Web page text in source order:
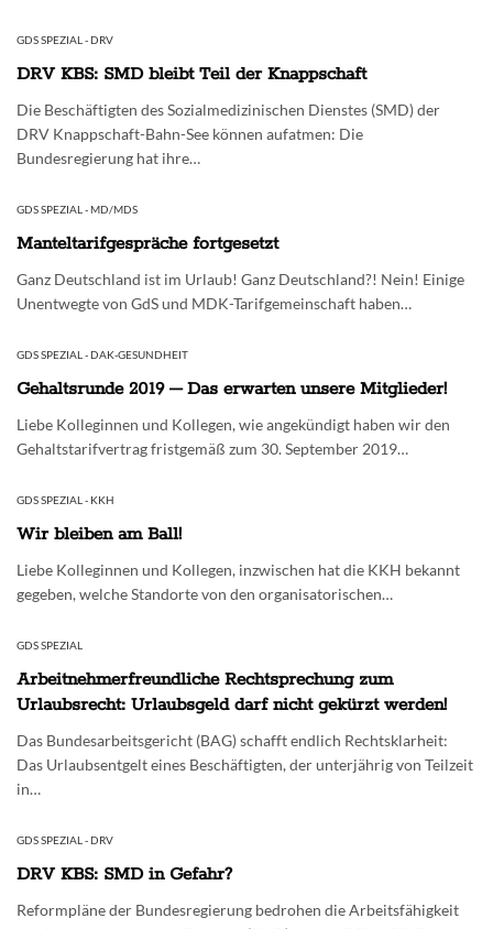
GDS SPEZIAL - DRV
DRV KBS: SMD bleibt Teil der Knappschaft
Die Beschäftigten des Sozialmedizinischen Dienstes (SMD) der
DRV Knappschaft-Bahn-See können aufatmen: Die
Bundesregierung hat ihre…
GDS SPEZIAL - MD/MDS
Manteltarifgespräche fortgesetzt
Ganz Deutschland ist im Urlaub! Ganz Deutschland?! Nein! Einige
Unentwegte von GdS und MDK-Tarifgemeinschaft haben…
GDS SPEZIAL - DAK-GESUNDHEIT
Gehaltsrunde 2019 – Das erwarten unsere Mitglieder!
Liebe Kolleginnen und Kollegen, wie angekündigt haben wir den
Gehaltstarifvertrag fristgemäß zum 30. September 2019…
GDS SPEZIAL - KKH
Wir bleiben am Ball!
Liebe Kolleginnen und Kollegen, inzwischen hat die KKH bekannt
gegeben, welche Standorte von den organisatorischen…
GDS SPEZIAL
Arbeitnehmerfreundliche Rechtsprechung zum
Urlaubsrecht: Urlaubsgeld darf nicht gekürzt werden!
Das Bundesarbeitsgericht (BAG) schafft endlich Rechtsklarheit:
Das Urlaubsentgelt eines Beschäftigten, der unterjährig von Teilzeit
in…
GDS SPEZIAL - DRV
DRV KBS: SMD in Gefahr?
Reformpläne der Bundesregierung bedrohen die Arbeitsfähigkeit